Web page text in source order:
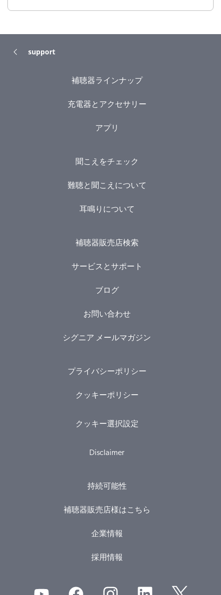
support
補聴器ラインナップ
充電器とアクセサリー
アプリ
聞こえをチェック
難聴と聞こえについて
耳鳴りについて
補聴器販売店検索
サービスとサポート
ブログ
お問い合わせ
シグニア メールマガジン
プライバシーポリシー
クッキーポリシー
クッキー選択設定
Disclaimer
持続可能性
補聴器販売店様はこちら
企業情報
採用情報